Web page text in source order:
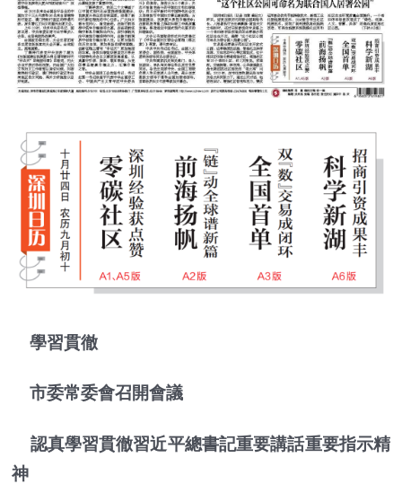
學習貫徹
市委常委會召開會議
認真學習貫徹習近平總書記重要講話重要指示精
神